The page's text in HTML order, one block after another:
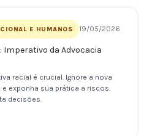
E HUMANOS 19/05/2026
Imperativo da Advocacia
racial é crucial. Ignore a nova
exponha sua prática a riscos.
decisões.